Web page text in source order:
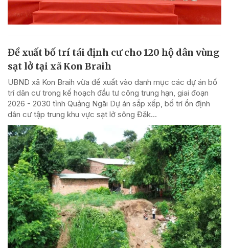
Đề xuất bố trí tái định cư cho 120 hộ dân vùng
sạt lở tại xã Kon Braih
UBND xã Kon Braih vừa đề xuất vào danh mục các dự án bố
trí dân cư trong kế hoạch đầu tư công trung hạn, giai đoạn
2026 - 2030 tỉnh Quảng Ngãi Dự án sắp xếp, bố trí ổn định
dân cư tập trung khu vực sạt lở sông Đăk...